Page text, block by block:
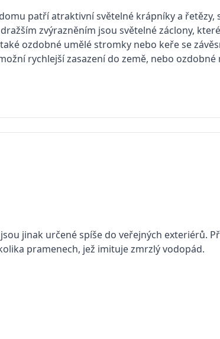
patří atraktivní světelné krápníky a
zvýrazněním jsou světelné záclony,
ozdobné umělé stromky nebo keře se
rychlejší zasazení do země, nebo ozdobné
jinak určené spíše do veřejných exteriérů.
pramenech, jež imituje zmrzlý vodopád.